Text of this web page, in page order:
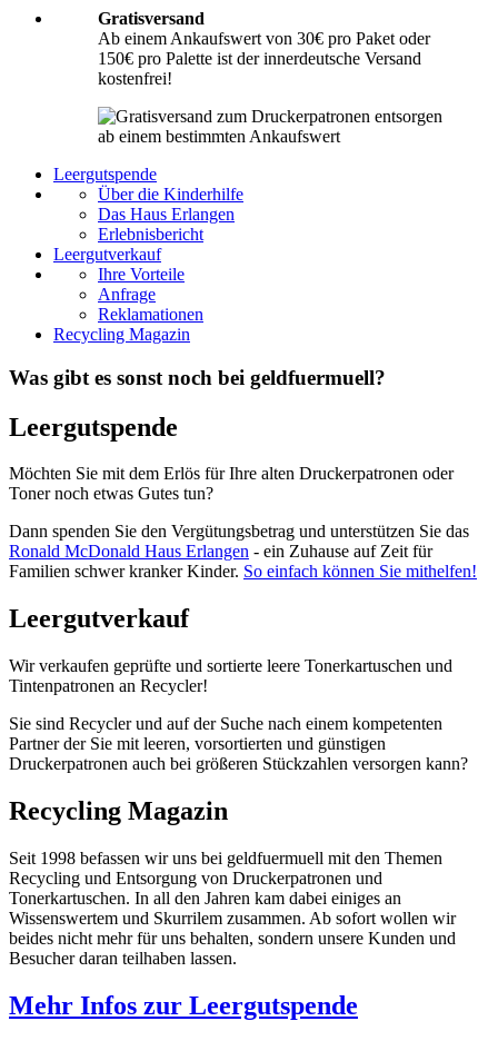
Gratisversand
Ab einem Ankaufswert von 30€ pro Paket oder
150€ pro Palette ist der innerdeutsche Versand
kostenfrei!
Leergutspende
Über die Kinderhilfe
Das Haus Erlangen
Erlebnisbericht
Leergutverkauf
Ihre Vorteile
Anfrage
Reklamationen
Recycling Magazin
Was gibt es sonst noch bei geldfuermuell?
Leergutspende
Möchten Sie mit dem Erlös für Ihre alten Druckerpatronen oder
Toner noch etwas Gutes tun?
Dann spenden Sie den Vergütungsbetrag und unterstützen Sie das
Ronald McDonald Haus Erlangen - ein Zuhause auf Zeit für
Familien schwer kranker Kinder. So einfach können Sie mithelfen!
Leergutverkauf
Wir verkaufen geprüfte und sortierte leere Tonerkartuschen und
Tintenpatronen an Recycler!
Sie sind Recycler und auf der Suche nach einem kompetenten
Partner der Sie mit leeren, vorsortierten und günstigen
Druckerpatronen auch bei größeren Stückzahlen versorgen kann?
Recycling Magazin
Seit 1998 befassen wir uns bei geldfuermuell mit den Themen
Recycling und Entsorgung von Druckerpatronen und
Tonerkartuschen. In all den Jahren kam dabei einiges an
Wissenswertem und Skurrilem zusammen. Ab sofort wollen wir
beides nicht mehr für uns behalten, sondern unsere Kunden und
Besucher daran teilhaben lassen.
Mehr Infos zur Leergutspende